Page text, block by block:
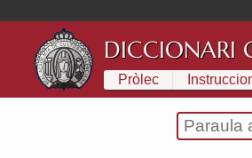
DICCIONARI
Pròlec